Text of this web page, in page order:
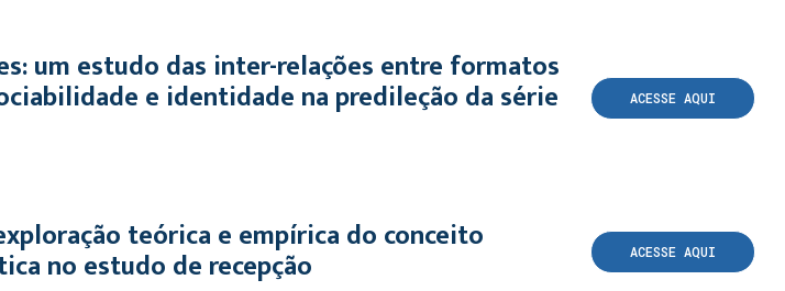
um estudo das inter-relações entre formatos
e identidade na predileção da série ACESSE AQUI
teórica e empírica do conceito
no estudo de recepção ACESSE AQUI